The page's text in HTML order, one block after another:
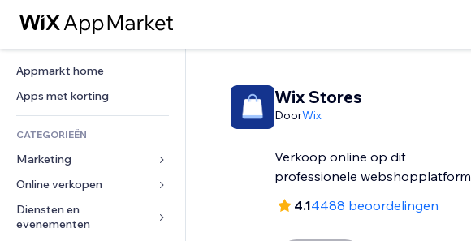
Appmarkt home
Apps met korting
CATEGORIEËN
Marketing
Advertenties
Mobiel
Analytics
Online verkopen
Apps voor webshops
Verzending en levering
Diensten en
evenementen
Wix Stores
DoorWix
Verkoop online op dit
professionele webshopplatform
4.14488 beoordelingen